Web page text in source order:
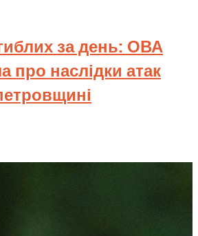
за день: ОВА
про наслідки атак